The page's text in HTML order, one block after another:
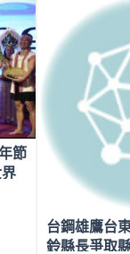
節
台鋼雄鷹台
鈴縣長爭取